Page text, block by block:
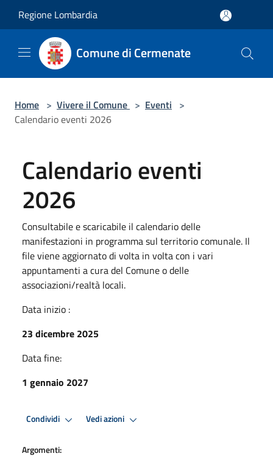
Regione Lombardia
Comune di Cermenate
Home > Vivere il Comune > Eventi >
Calendario eventi 2026
Calendario eventi
2026
Consultabile e scaricabile il calendario delle
manifestazioni in programma sul territorio comunale. Il
file viene aggiornato di volta in volta con i vari
appuntamenti a cura del Comune o delle
associazioni/realtà locali.
Data inizio :
23 dicembre 2025
Data fine:
1 gennaio 2027
Condividi Vedi azioni
Argomenti: